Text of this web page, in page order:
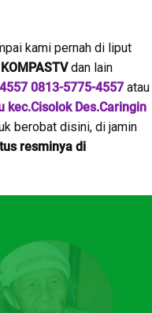
kami pernah di liput
dan lain
0813-5775-4557 atau
kec.Cisolok Des.Caringin
berobat disini, di jamin
resminya di